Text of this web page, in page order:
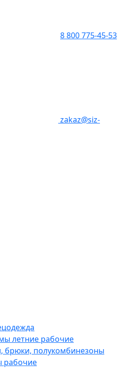
8 800 775-45-53
zakaz@siz-
летние рабочие
брюки, полукомбинезоны
рабочие